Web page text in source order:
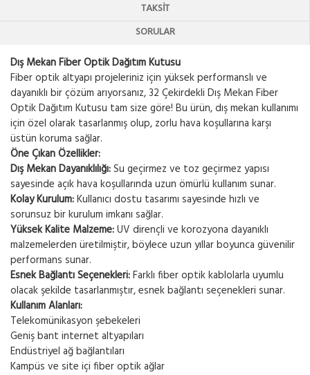
TAKSIT
SORULAR
Dış Mekan Fiber Optik Dağıtım Kutusu
Fiber optik altyapı projeleriniz için yüksek performanslı ve
dayanıklı bir çözüm arıyorsanız, 32 Çekirdekli Dış Mekan Fiber
Optik Dağıtım Kutusu tam size göre! Bu ürün, dış mekan kullanımı
için özel olarak tasarlanmış olup, zorlu hava koşullarına karşı
üstün koruma sağlar.
Öne Çıkan Özellikler:
Dış Mekan Dayanıklılığı:Su geçirmez ve toz geçirmez yapısı
sayesinde açık hava koşullarında uzun ömürlü kullanım sunar.
Kolay Kurulum:Kullanıcı dostu tasarımı sayesinde hızlı ve
sorunsuz bir kurulum imkanı sağlar.
Yüksek Kalite Malzeme:UV dirençli ve korozyona dayanıklı
malzemelerden üretilmiştir, böylece uzun yıllar boyunca güvenilir
performans sunar.
Esnek Bağlantı Seçenekleri:Farklı fiber optik kablolarla uyumlu
olacak şekilde tasarlanmıştır, esnek bağlantı seçenekleri sunar.
Kullanım Alanları:
Telekomünikasyon şebekeleri
Geniş bant internet altyapıları
Endüstriyel ağ bağlantıları
Kampüs ve site içi fiber optik ağlar